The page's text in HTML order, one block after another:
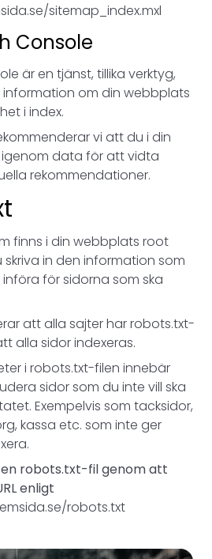
sitemap_index.mxl
Console
är en tjänst, tillika verktyg,
om din webbplats
i index.
vi att du i din
igenom data för att vidta
rekommendationer.
finns i din webbplats root
in den information som
för sidorna som ska
att alla sajter har robots.txt-
alla sidor indexeras.
i robots.txt-filen innebär
sidor som du inte vill ska
Exempelvis som tacksidor,
kassa etc. som inte ger
en robots.txt-fil genom att
enligt
robots.txt